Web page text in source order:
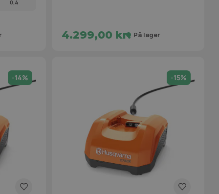
0,4
4.299,00 kr. På lager
-14% -15%